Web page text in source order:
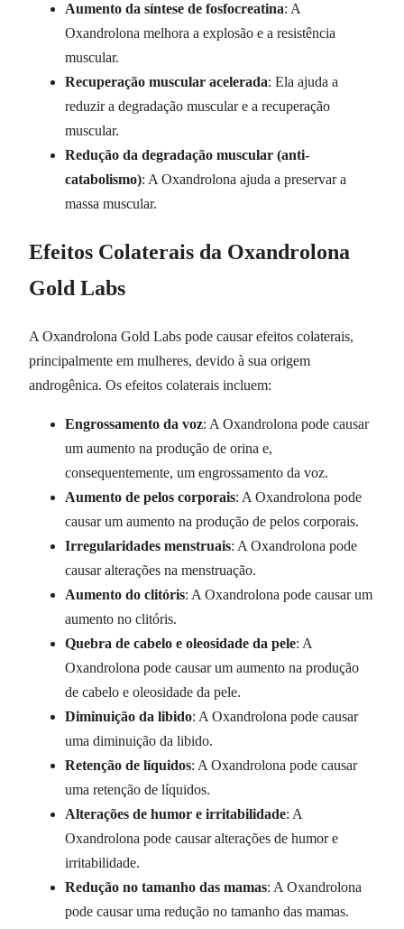
Aumento da síntese de fosfocreatina: A
Oxandrolona melhora a explosão e a resistência
muscular.
Recuperação muscular acelerada: Ela ajuda a
reduzir a degradação muscular e a recuperação
muscular.
Redução da degradação muscular (anti-
catabolismo): A Oxandrolona ajuda a preservar a
massa muscular.
Efeitos Colaterais da Oxandrolona
Gold Labs
A Oxandrolona Gold Labs pode causar efeitos colaterais,
principalmente em mulheres, devido à sua origem
androgênica. Os efeitos colaterais incluem:
Engrossamento da voz: A Oxandrolona pode causar
um aumento na produção de orina e,
consequentemente, um engrossamento da voz.
Aumento de pelos corporais: A Oxandrolona pode
causar um aumento na produção de pelos corporais.
Irregularidades menstruais: A Oxandrolona pode
causar alterações na menstruação.
Aumento do clitóris: A Oxandrolona pode causar um
aumento no clitóris.
Quebra de cabelo e oleosidade da pele: A
Oxandrolona pode causar um aumento na produção
de cabelo e oleosidade da pele.
Diminuição da libido: A Oxandrolona pode causar
uma diminuição da libido.
Retenção de líquidos: A Oxandrolona pode causar
uma retenção de líquidos.
Alterações de humor e irritabilidade: A
Oxandrolona pode causar alterações de humor e
irritabilidade.
Redução no tamanho das mamas: A Oxandrolona
pode causar uma redução no tamanho das mamas.